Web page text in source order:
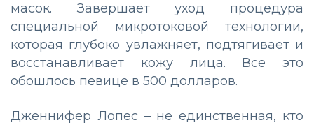
масок. Завершает уход процедура
специальной микротоковой технологии,
которая глубоко увлажняет, подтягивает и
восстанавливает кожу лица. Все это
обошлось певице в 500 долларов.
Дженнифер Лопес – не единственная, кто